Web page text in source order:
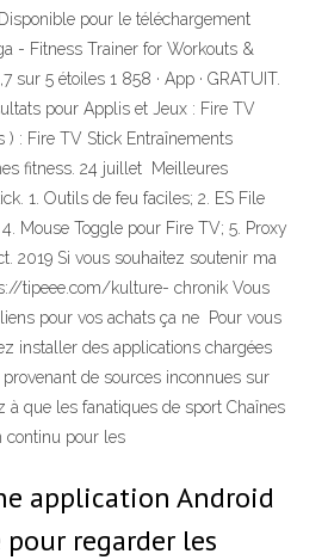
pour le téléchargement
- Fitness Trainer for Workouts &
sur 5 étoiles 1 858 · App · GRATUIT.
pour Applis et Jeux : Fire TV
) : Fire TV Stick Entraînements
fitness. 24 juillet Meilleures
1. Outils de feu faciles; 2. ES File
Mouse Toggle pour Fire TV; 5. Proxy
2019 Si vous souhaitez soutenir ma
tipeee.com/kulture- chronik Vous
pour vos achats ça ne Pour vous
installer des applications chargées
de sources inconnues sur
à que les fanatiques de sport Chaînes
continu pour les
application Android
regarder les